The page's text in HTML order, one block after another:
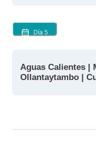
Día 5
Aguas Calientes | Machu Picchu |
Ollantaytambo |